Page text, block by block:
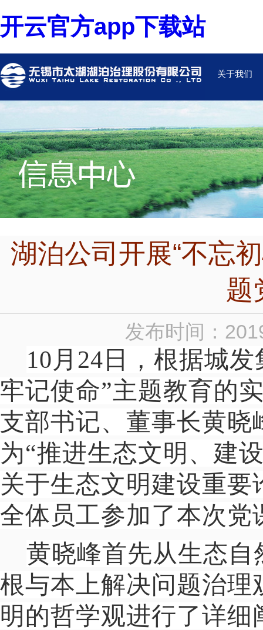
开云官方app下载站
关于我们
湖泊公司开展“不忘
题
发布时间：
10 月24日，根据城
牢记使命”主题教育的
支部书记、董事长黄
为“推进生态文明、建
关于生态文明建设重
全体员工参加了本次党
黄晓峰首先从生态
根与本上解决问题治
明的哲学观进行了详